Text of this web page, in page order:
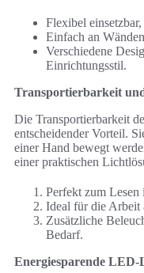
Flexibel
Einfach an
Verschiedene
Einrichtungsstil.
Transportierbarkeit
Die Transportierbarkeit
entscheidender Vorteil.
einer Hand bewegt
einer praktischen
Perfekt zum
Ideal für die Arbeit
Zusätzliche
Bedarf.
Energiesparende